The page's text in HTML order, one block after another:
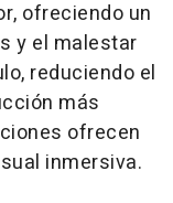
ofreciendo un
y el malestar
reduciendo el
más
ofrecen
inmersiva.